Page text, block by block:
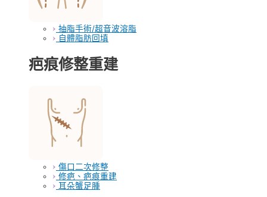
抽脂手術/超音波溶脂
自體脂肪回填
疤痕修整重建
傷口二次修整
修疤、疤痕重建
耳朵蟹足腫